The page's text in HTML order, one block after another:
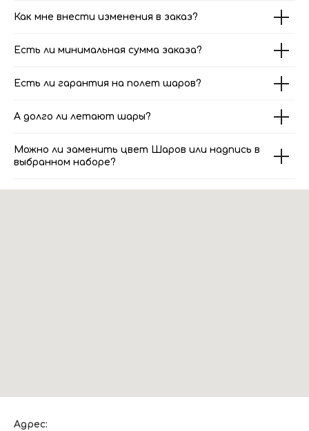
Как мне внести изменения в заказ?
Есть ли минимальная сумма заказа?
Есть ли гарантия на полет шаров?
А долго ли летают шары?
Можно ли заменить цвет Шаров или надпись в
выбранном наборе?
Адрес: